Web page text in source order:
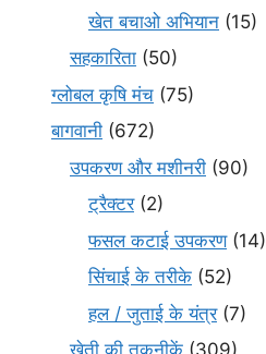
खेत बचाओ अभियान (15)
सहकारिता (50)
ग्लोबल कृषि मंच (75)
बागवानी (672)
उपकरण और मशीनरी (90)
ट्रैक्टर(2)
फसल कटाई उपकरण(14)
सिंचाई के तरीके (52)
हल / जुताई के यंत्र(7)